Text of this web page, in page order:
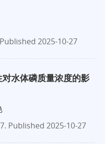
Published 2025-10-27
水体磷质量浓度的影
Published 2025-10-27